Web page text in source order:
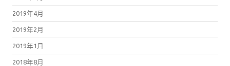
2019年4月
2019年2月
2019年1月
2018年8月